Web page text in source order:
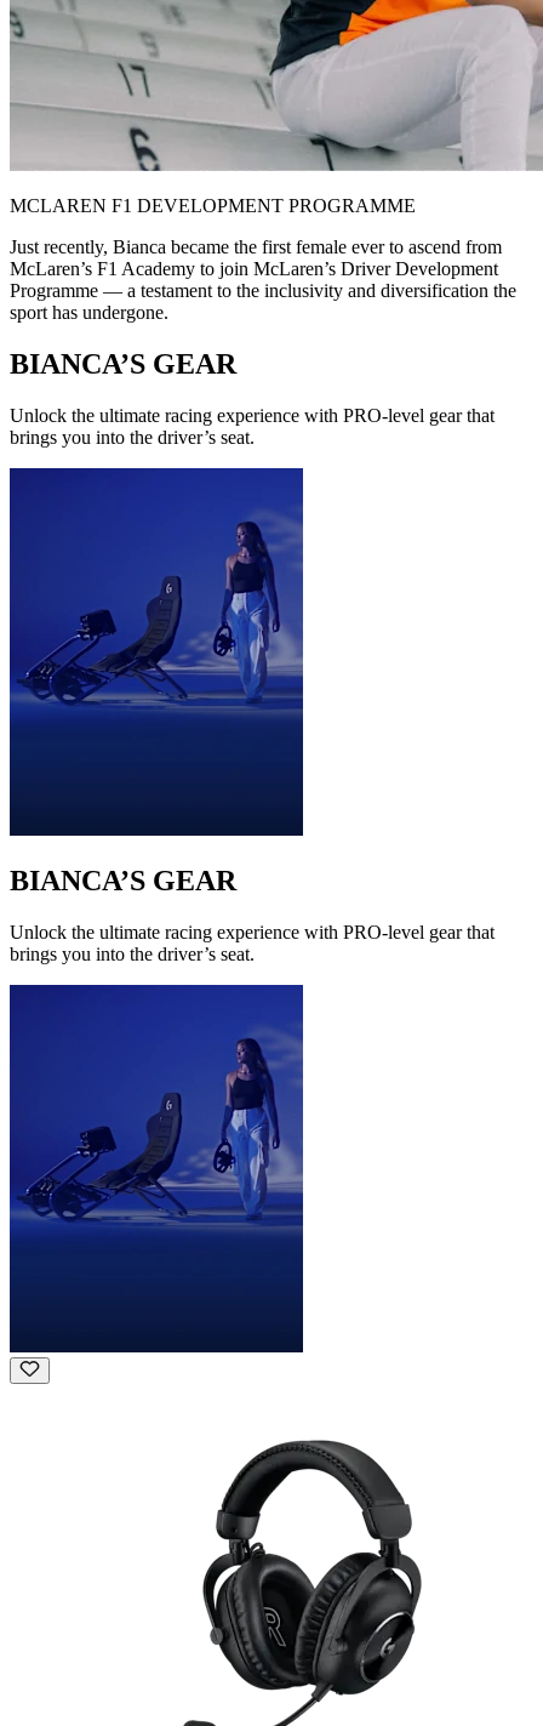
MCLAREN F1 DEVELOPMENT PROGRAMME
Just recently, Bianca became the first female ever to ascend from
McLaren’s F1 Academy to join McLaren’s Driver Development
Programme — a testament to the inclusivity and diversification the
sport has undergone.
BIANCA’S GEAR
Unlock the ultimate racing experience with PRO-level gear that
brings you into the driver’s seat.
BIANCA’S GEAR
Unlock the ultimate racing experience with PRO-level gear that
brings you into the driver’s seat.